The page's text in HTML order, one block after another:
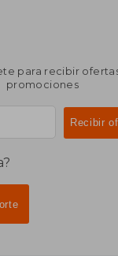
para recibir
promociones